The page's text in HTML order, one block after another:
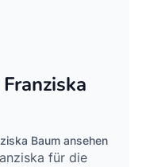
Baum ansehen
für die